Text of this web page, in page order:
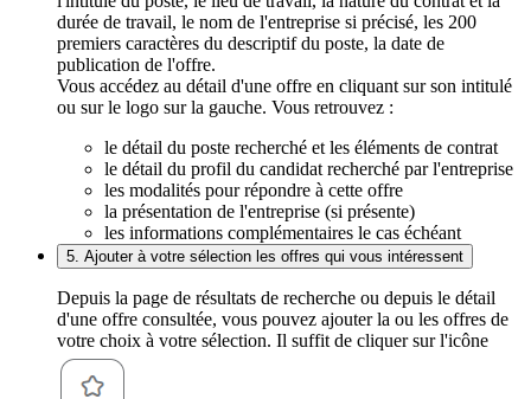
durée de travail, le nom de l'entreprise si précisé, les 200
premiers caractères du descriptif du poste, la date de
publication de l'offre.
Vous accédez au détail d'une offre en cliquant sur son intitulé
ou sur le logo sur la gauche. Vous retrouvez :
le détail du poste recherché et les éléments de contrat
le détail du profil du candidat recherché par l'entreprise
les modalités pour répondre à cette offre
la présentation de l'entreprise (si présente)
les informations complémentaires le cas échéant
5. Ajouter à votre sélection les offres qui vous intéressent
Depuis la page de résultats de recherche ou depuis le détail
d'une offre consultée, vous pouvez ajouter la ou les offres de
votre choix à votre sélection. Il suffit de cliquer sur l'icône